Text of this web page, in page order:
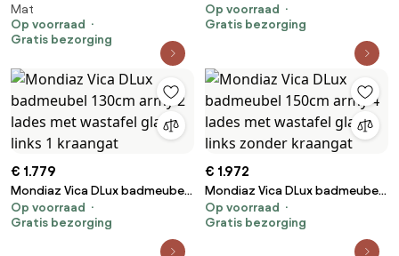
130cm army 2 lades met
wastafel opalo rechts 1
kraangat
Mat
Op voorraad
Gratis bezorging
150cm army 2 lades met
wastafel opalo midden 1
Op voorraad
Gratis bezorging
€ 1.779
Mondiaz Vica DLux badmeubel
130cm army 2 lades met
wastafel glace links 1 kraangat
Op voorraad
Gratis bezorging
€ 1.972
Mondiaz Vica DLux badmeubel
150cm army 4 lades met
wastafel glace links zonder
Op voorraad
Gratis bezorging